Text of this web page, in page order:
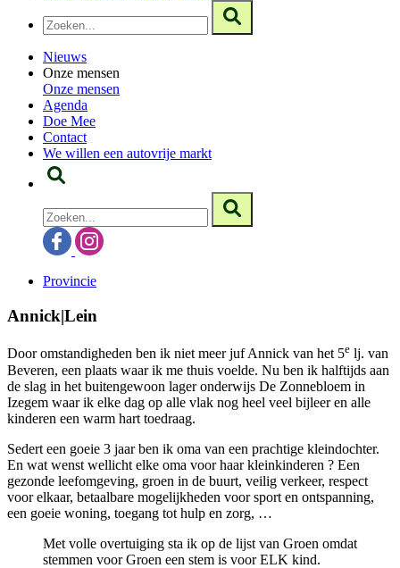
Nieuws
Onze mensen
Onze mensen
Agenda
Doe Mee
Contact
We willen een autovrije markt
Provincie
Annick|Lein
Door omstandigheden ben ik niet meer juf Annick van het 5e lj. van
Beveren, een plaats waar ik me thuis voelde. Nu ben ik halftijds aan
de slag in het buitengewoon lager onderwijs De Zonnebloem in
Izegem waar ik elke dag op alle vlak nog heel veel bijleer en alle
kinderen een warm hart toedraag.
Sedert een goeie 3 jaar ben ik oma van een prachtige kleindochter.
En wat wenst wellicht elke oma voor haar kleinkinderen ? Een
gezonde leefomgeving, groen in de buurt, veilig verkeer, respect
voor elkaar, betaalbare mogelijkheden voor sport en ontspanning,
een goeie woning, toegang tot hulp en zorg, …
Met volle overtuiging sta ik op de lijst van Groen omdat
stemmen voor Groen een stem is voor ELK kind.